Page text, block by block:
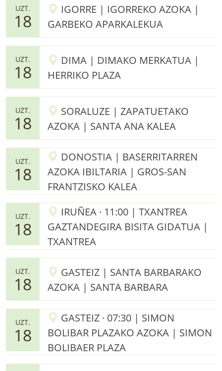
UZT.
18
IGORRE | IGORREKO AZOKA |
GARBEKO APARKALEKUA
UZT.
18
DIMA | DIMAKO MERKATUA |
HERRIKO PLAZA
UZT.
18
SORALUZE | ZAPATUETAKO
AZOKA | SANTA ANA KALEA
UZT.
18
DONOSTIA | BASERRITARREN
AZOKA IBILTARIA | GROS-SAN
FRANTZISKO KALEA
UZT.
18
IRUÑEA · 11:00 | TXANTREA
GAZTANDEGIRA BISITA GIDATUA |
TXANTREA
UZT.
18
GASTEIZ | SANTA BARBARAKO
AZOKA | SANTA BARBARA
UZT.
18
GASTEIZ · 07:30 | SIMON
BOLIBAR PLAZAKO AZOKA | SIMON
BOLIBAER PLAZA